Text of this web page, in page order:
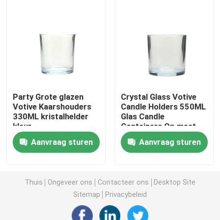
de kruik van de glasmetselaar
Glasbekers
De mok van het glasbier
Kristallen wijnglas
de flessen van de glasmelk
Party Grote glazen
Votive Kaarshouders
330ML kristalhelder
kleur
Aanvraag sturen
Crystal Glass Votive
Candle Holders 550ML
Glas Candle
Containers Op maat
Aanvraag sturen
Thuis Ongeveer ons Contacteer ons
Desktop Site
Sitemap
Privacybeleid